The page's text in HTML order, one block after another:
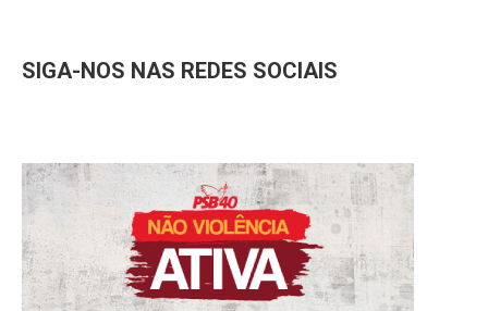
SIGA-NOS NAS REDES SOCIAIS